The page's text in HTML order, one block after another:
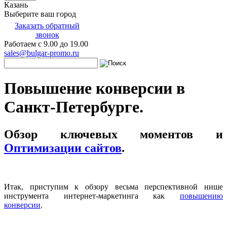
Казань
Выберите ваш город
Заказать обратный
звонок
Работаем с 9.00 до 19.00
sales@bulgar-promo.ru
Повышение конверсии в
Санкт-Петербурге.
Обзор ключевых моментов и
Оптимизации сайтов.
Итак, приступим к обзору весьма перспективной нише
инструмента интернет-маркетинга как повышению
конверсии.